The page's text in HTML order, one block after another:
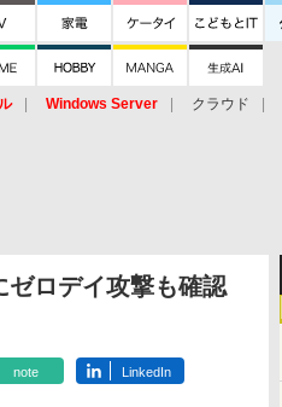
Windows Server クラウド
ロデイ攻撃も確認
note LinkedIn